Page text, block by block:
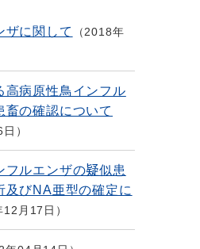
ザに関して
2018年
高病原性鳥インフル
畜の確認について
フルエンザの疑似患
及びNA亜型の確定に
12月17日